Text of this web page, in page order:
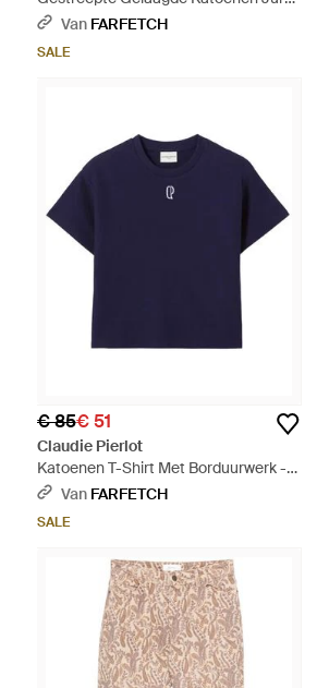
- Blauw
Van FARFETCH
SALE
€ 85€ 51
Claudie Pierlot
Katoenen T-Shirt Met Borduurwerk -
Blauw
Van FARFETCH
SALE